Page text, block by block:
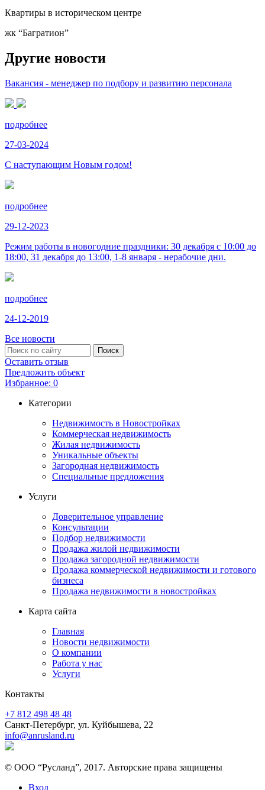
Квартиры в историческом центре
жк “Багратион”
Другие новости
Вакансия - менеджер по подбору и развитию персонала
подробнее
27-03-2024
С наступающим Новым годом!
подробнее
29-12-2023
Режим работы в новогодние праздники: 30 декабря с 10:00 до
18:00, 31 декабря до 13:00, 1-8 января - нерабочие дни.
подробнее
24-12-2019
Все новости
Оставить отзыв
Предложить объект
Избранное: 0
Категории
Недвижимость в Новостройках
Коммерческая недвижимость
Жилая недвижимость
Уникальные объекты
Загородная недвижимость
Специальные предложения
Услуги
Доверительное управление
Консультации
Подбор недвижимости
Продажа жилой недвижимости
Продажа загородной недвижимости
Продажа коммерческой недвижимости и готового
бизнеса
Продажа недвижимости в новостройках
Карта сайта
Главная
Новости недвижимости
О компании
Работа у нас
Услуги
Контакты
+7 812 498 48 48
Санкт-Петербург, ул. Куйбышева, 22
info@anrusland.ru
© ООО “Русланд”, 2017. Авторские права защищены
Вход